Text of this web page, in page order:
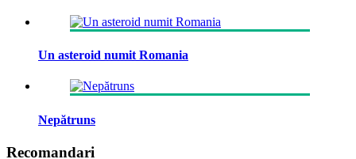
Un asteroid numit Romania
Nepătruns
Recomandari